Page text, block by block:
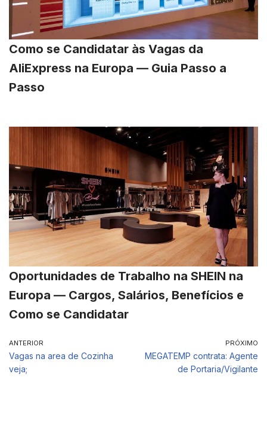
Como se Candidatar às Vagas da
AliExpress na Europa — Guia Passo a
Passo
Oportunidades de Trabalho na SHEIN na
Europa — Cargos, Salários, Benefícios e
Como se Candidatar
ANTERIOR
Vagas na area de Cozinha
veja;
PRÓXIMO
MEGATEMP contrata: Agente
de Portaria/Vigilante